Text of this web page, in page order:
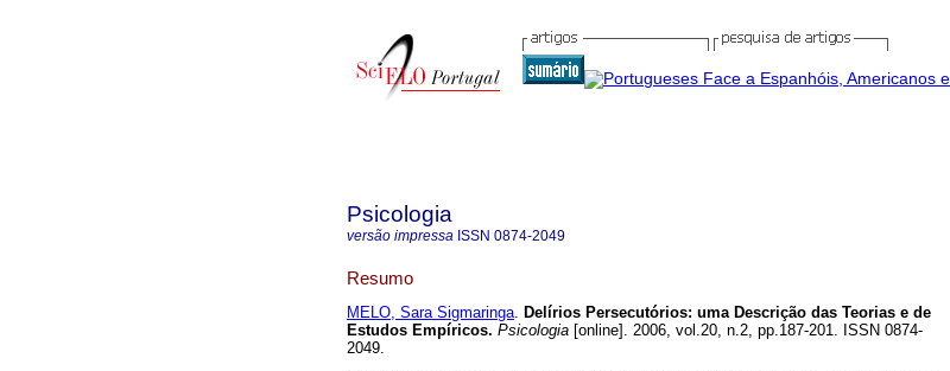
Psicologia
versão impressa ISSN 0874-2049
Resumo
MELO, Sara Sigmaringa. Delírios Persecutórios: uma Descrição das Teorias e de
Estudos Empíricos. Psicologia [online]. 2006, vol.20, n.2, pp.187-201. ISSN 0874-
2049.